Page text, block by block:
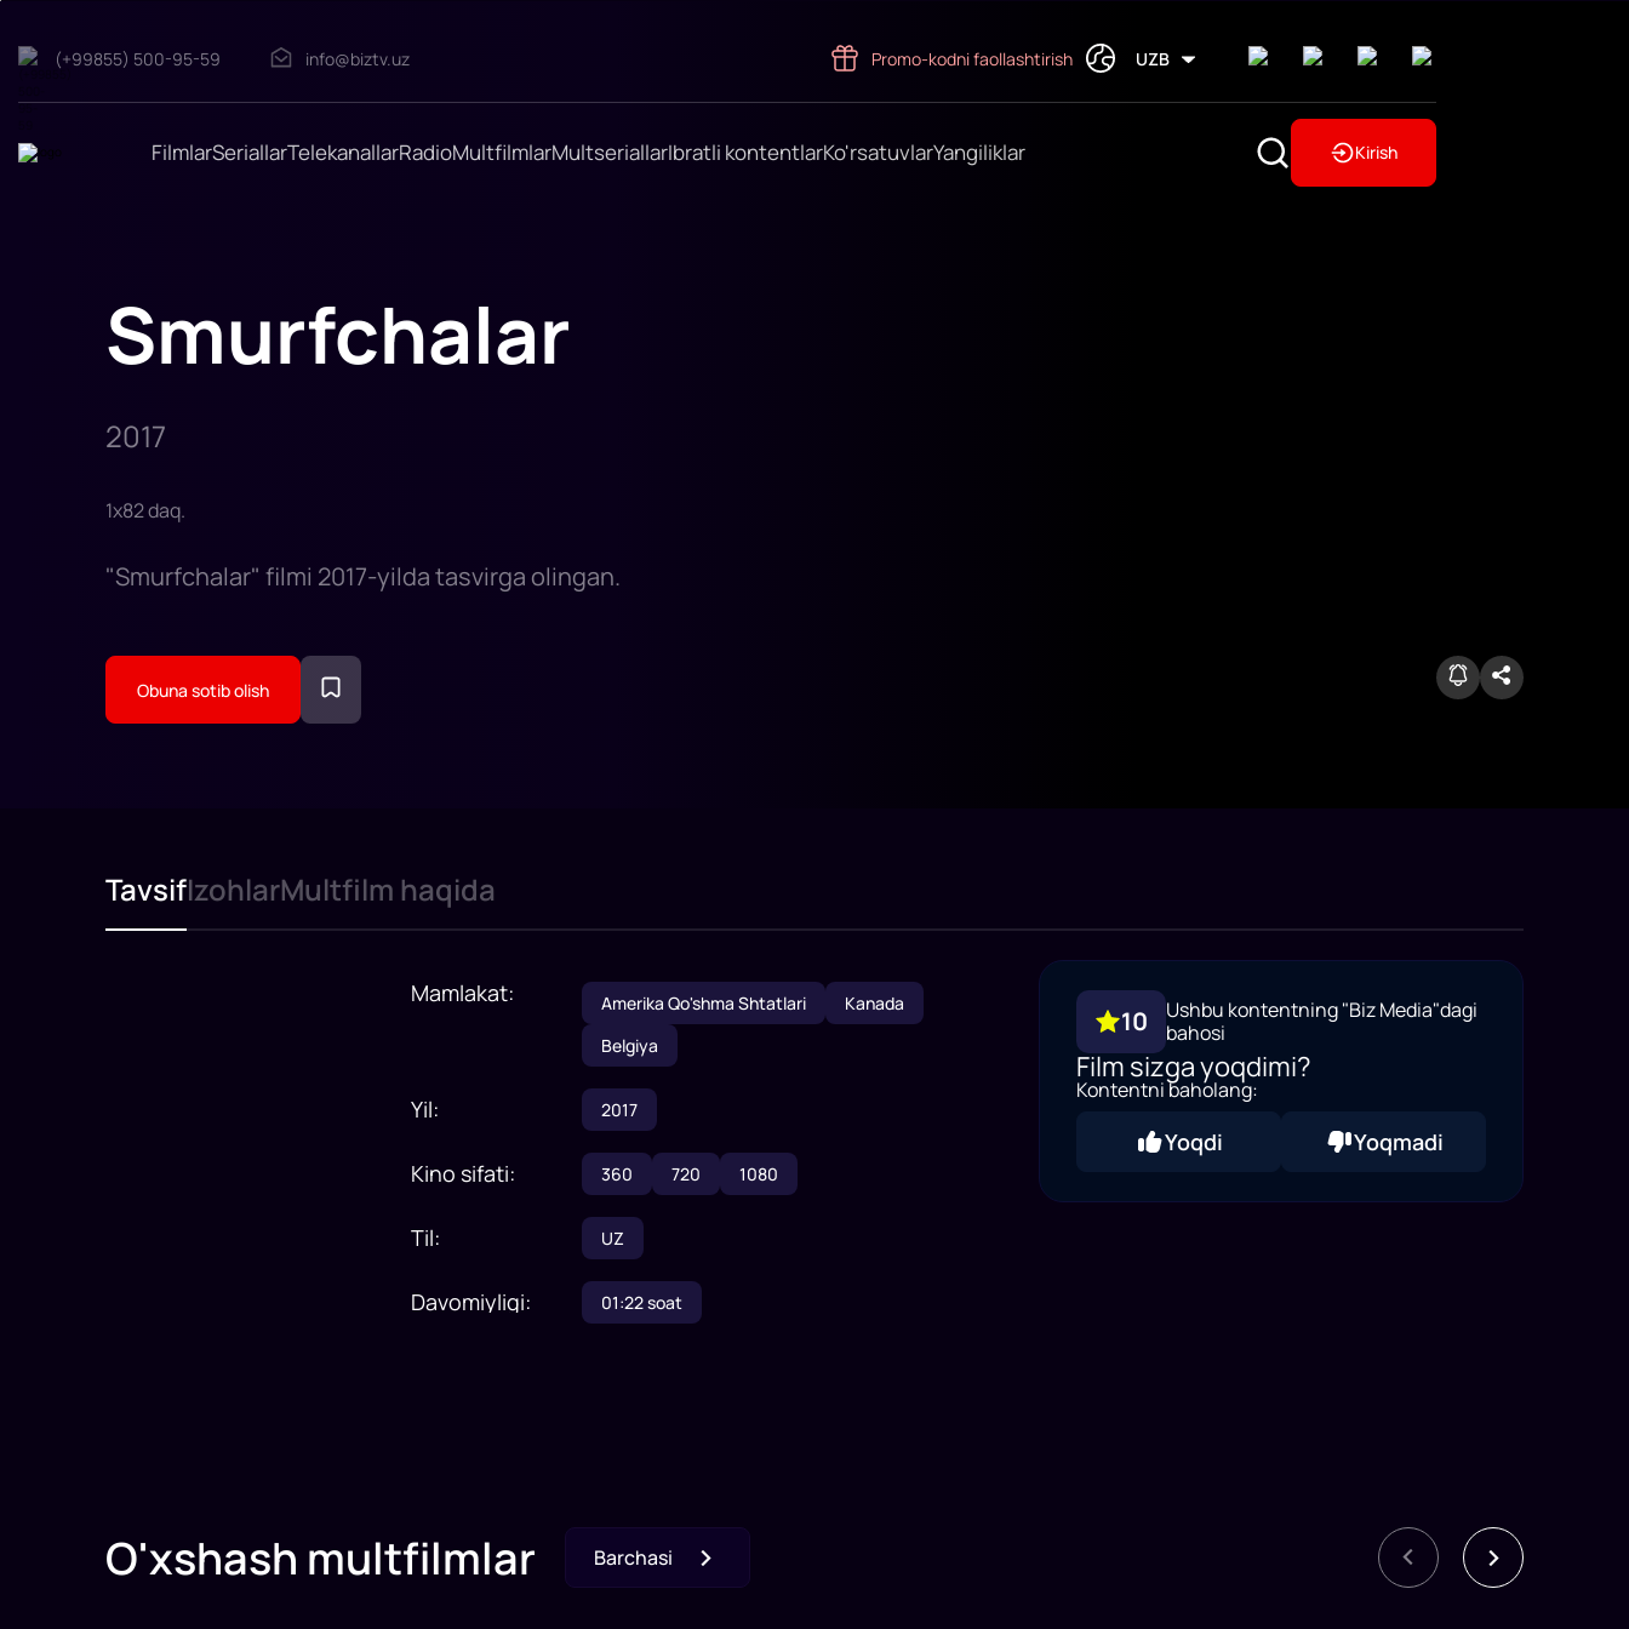
Smurfchalar
"Smurfchalar"
2017-
olingan.
(+99855) 500-95-59 info@biztv.uz Promo-kodni faollashtirish UZB
FilmlarSeriallarTelekanallarRadioMultfilmlarMultseriallarIbratli kontentlarKo'rsatuvlarYangiliklar Kirish
Smurfchalar
2017
1x82daq.
"Smurfchalar" filmi 2017-yilda tasvirga olingan.
Obuna sotib olish
TavsifIzohlarMultfilm haqida
Mamlakat: Amerika Qo'shma Shtatlari
Kanada
Belgiya
Yil: 2017
Kino sifati: 360 720 1080
Til: UZ
Davomiyligi: 01:22soat
10
Ushbu kontentning "Biz Media"dagi
bahosi
Film sizga yoqdimi?
Kontentni baholang:
Yoqdi Yoqmadi
O'xshash multfilmlar Barchasi